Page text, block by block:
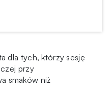
dla tych, którzy sesję
przy
smaków niż